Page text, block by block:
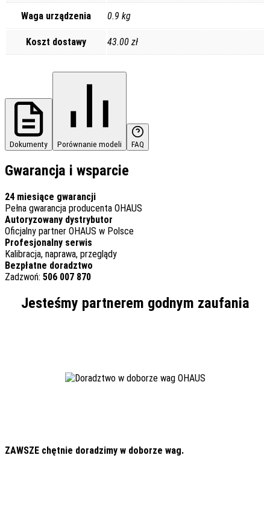
Waga urządzenia 0.9 kg
Koszt dostawy 43.00 zł
Dokumenty Porównanie modeli FAQ
Gwarancja i wsparcie
24 miesiące gwarancji
Pełna gwarancja producenta OHAUS
Autoryzowany dystrybutor
Oficjalny partner OHAUS w Polsce
Profesjonalny serwis
Kalibracja, naprawa, przeglądy
Bezpłatne doradztwo
Zadzwoń: 506 007 870
Jesteśmy partnerem godnym zaufania
ZAWSZE chętnie doradzimy w doborze wag.